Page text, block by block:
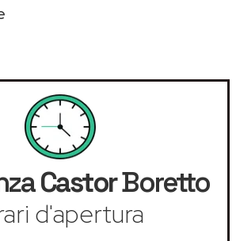
CastorBoretto
d'apertura